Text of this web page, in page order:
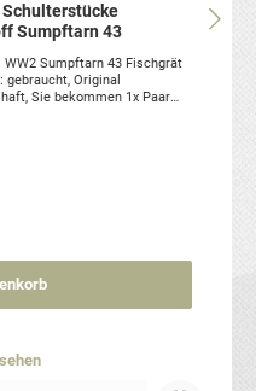
Sumpftarn 43
Sumpftarn 43 Fischgrät
Original
Sie bekommen 1x Paar